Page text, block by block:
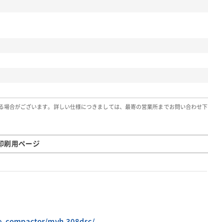
合がございます。詳しい仕様につきましては、最寄の営業所までお問い合わせ
刷用ページ